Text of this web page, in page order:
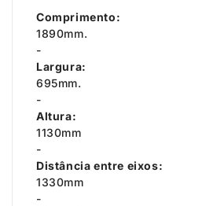
Comprimento:
1890mm.
-
Largura:
695mm.
-
Altura:
1130mm
-
Distância entre eixos:
1330mm
-